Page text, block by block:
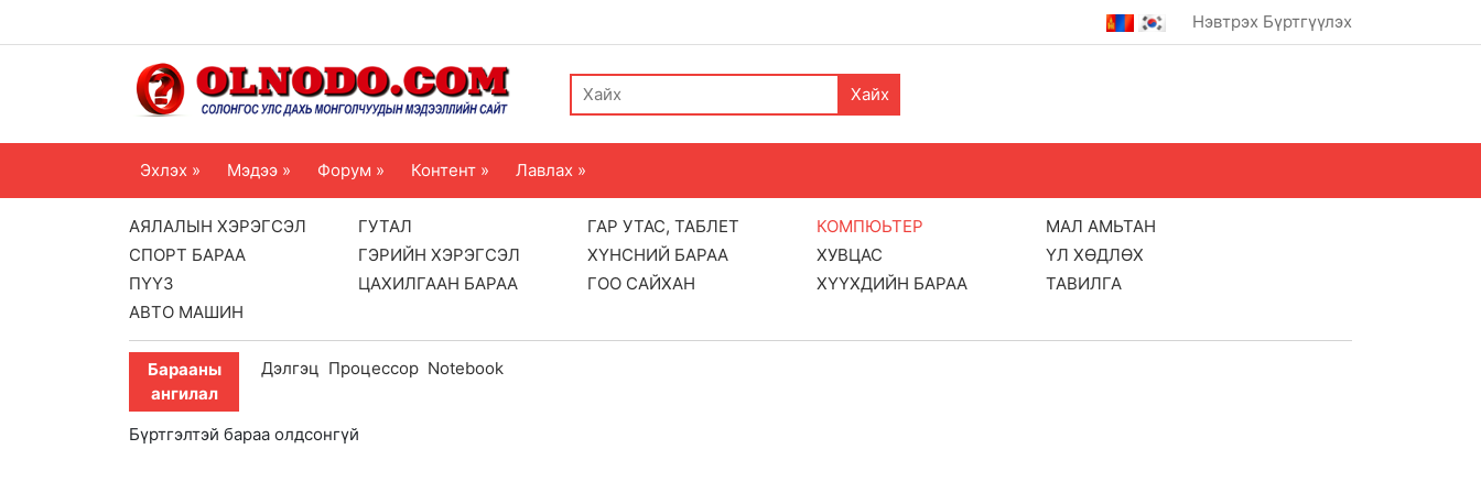
Нэвтрэх Бүртгүүлэх
Хайх
Эхлэх » Мэдээ » Форум » Контент » Лавлах »
АЯЛАЛЫН ХЭРЭГСЭЛ ГУТАЛ ГАР УТАС, ТАБЛЕТ КОМПЮЬТЕР
МАЛ АМЬТАН
СПОРТ БАРАА
ГЭРИЙН ХЭРЭГСЭЛ ХҮНСНИЙ БАРАА ХУВЦАС
ҮЛ ХӨДЛӨХ
ПҮҮЗ
ЦАХИЛГААН БАРАА ГОО САЙХАН ХҮҮХДИЙН БАРАА
ТАВИЛГА
АВТО МАШИН
Барааны
ангилал
Дэлгэц Процессор Notebook
Бүртгэлтэй бараа олдсонгүй